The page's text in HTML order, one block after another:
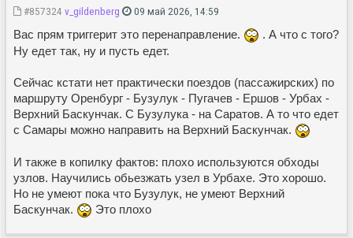
#857324 v_gildenberg 09 май 2026, 14:59
Вас прям триггерит это перенаправление.
. А что с того?
Ну едет так, ну и пусть едет.
Сейчас кстати нет практически поездов (пассажирских) по
маршруту Оренбург - Бузулук - Пугачев - Ершов - Урбах -
Верхний Баскунчак. С Бузулука - на Саратов. А то что едет
с Самары можно направить на Верхний Баскунчак.
И также в копилку фактов: плохо используются обходы
узлов. Научились обьезжать узел в Урбахе. Это хорошо.
Но не умеют пока что Бузулук, не умеют Верхний
Баскунчак.
Это плохо